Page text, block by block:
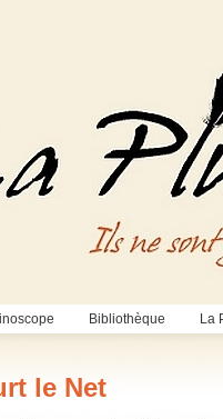
Bibliothèque La
le Net